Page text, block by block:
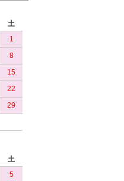
土
1
8
15
22
29
土
5